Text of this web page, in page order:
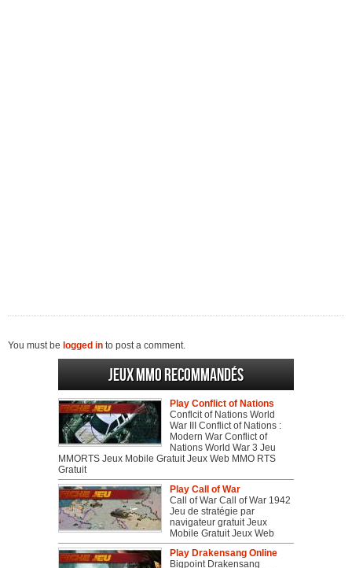
You must be logged in to post a comment.
Jeux MMO recommandés
Play Conflict of Nations
Conflcit of Nations World
War III Conflict of Nations :
Modern War Conflict of
Nations World War 3 Jeu
MMORTS Jeux Mobile Gratuit Jeux Web MMO RTS
Gratuit
Play Call of War
Call of War Call of War 1942
Jeu de stratégie par
navigateur gratuit Jeux
Mobile Gratuit Jeux Web
Play Drakensang Online
Bigpoint Drakensang